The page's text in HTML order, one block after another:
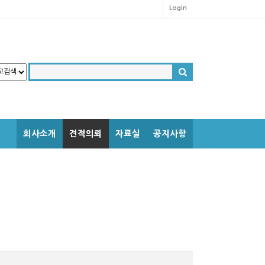
Login
공지사항
자료실
견적의뢰
회사소개